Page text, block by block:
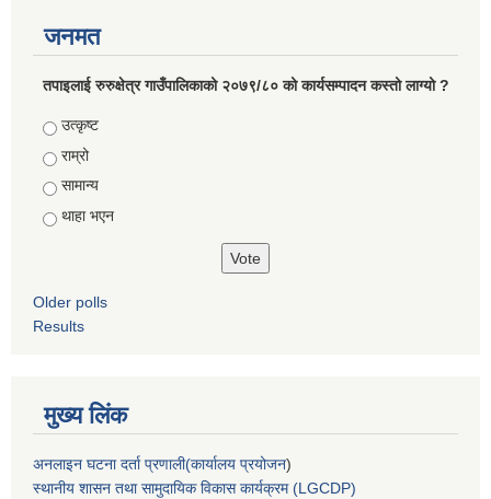
जनमत
तपाइलाई रुरुक्षेत्र गाउँपालिकाको २०७९/८० को कार्यसम्पादन कस्तो लाग्यो ?
Choices
उत्कृष्ट
राम्रो
सामान्य
थाहा भएन
Older polls
Results
मुख्य लिंक
अनलाइन घटना दर्ता प्रणाली(कार्यालय प्रयोजन)
स्थानीय शासन तथा सामुदायिक विकास कार्यक्रम (LGCDP)